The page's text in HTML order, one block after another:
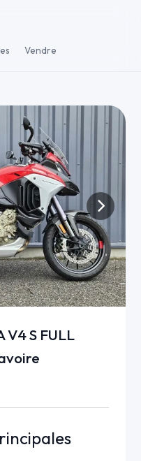
Vendre
V4 S FULL